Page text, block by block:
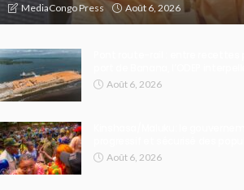
MediaCongo Press Août 6, 2026
Août 6, 2026
Août 6, 2026